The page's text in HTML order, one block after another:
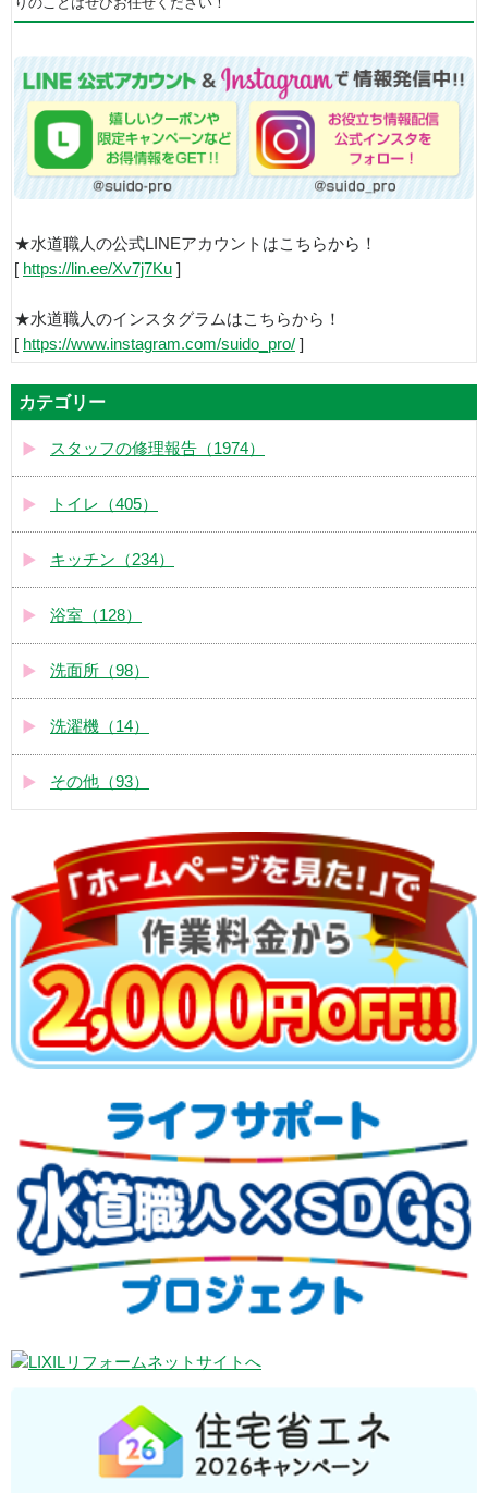
★水道職人の公式LINEアカウントはこちらから！
[ https://lin.ee/Xv7j7Ku ]
★水道職人のインスタグラムはこちらから！
[ https://www.instagram.com/suido_pro/ ]
カテゴリー
スタッフの修理報告（1974）
トイレ（405）
キッチン（234）
浴室（128）
洗面所（98）
洗濯機（14）
その他（93）